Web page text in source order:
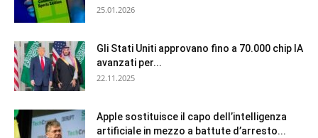
25.01.2026
Gli Stati Uniti approvano fino a 70.000 chip IA
avanzati per...
22.11.2025
Apple sostituisce il capo dell’intelligenza
artificiale in mezzo a battute d’arresto...